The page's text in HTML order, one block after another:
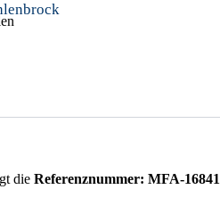
die Referenznummer: MFA-16841